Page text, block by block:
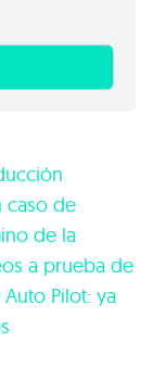
caso de
de la
a prueba de
Pilot: ya